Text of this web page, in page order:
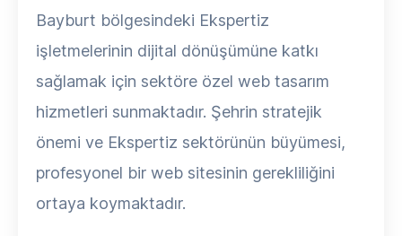
Bayburt bölgesindeki Ekspertiz
işletmelerinin dijital dönüşümüne katkı
sağlamak için sektöre özel web tasarım
hizmetleri sunmaktadır. Şehrin stratejik
önemi ve Ekspertiz sektörünün büyümesi,
profesyonel bir web sitesinin gerekliliğini
ortaya koymaktadır.